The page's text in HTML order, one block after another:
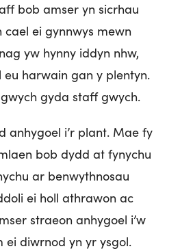
bob amser yn sicrhau
ei gynnwys mewn
yw hynny iddyn nhw,
harwain gan y plentyn.
gyda staff gwych.
anhygoel i’r plant. Mae fy
bob dydd at fynychu
ar benwythnosau
ei holl athrawon ac
straeon anhygoel i’w
diwrnod yn yr ysgol.